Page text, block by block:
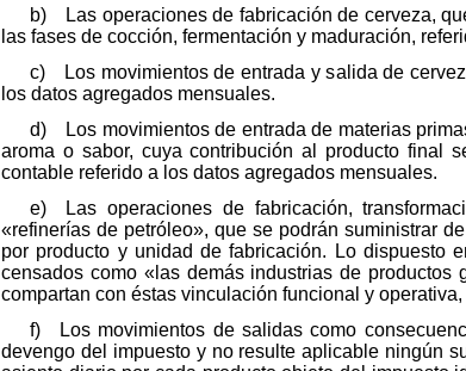
b) Las operaciones de fabricación de cerveza,
las fases de cocción, fermentación y maduración,
c) Los movimientos de entrada y salida de
los datos agregados mensuales.
d) Los movimientos de entrada de materias
aroma o sabor, cuya contribución al producto final
contable referido a los datos agregados mensuales.
e) Las operaciones de fabricación,
«refinerías de petróleo», que se podrán suministrar
por producto y unidad de fabricación. Lo dispuesto
censados como «las demás industrias de
compartan con éstas vinculación funcional y
f) Los movimientos de salidas como
devengo del impuesto y no resulte aplicable ningún